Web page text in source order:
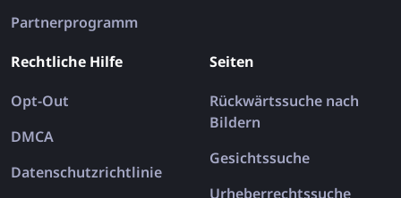
Partnerprogramm
Rechtliche Hilfe
Opt-Out
DMCA
Datenschutzrichtlinie
Seiten
Rückwärtssuche nach
Bildern
Gesichtssuche
Urheberrechtssuche